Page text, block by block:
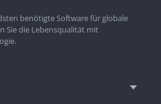
benötigte Software für globale
Sie die Lebensqualität mit